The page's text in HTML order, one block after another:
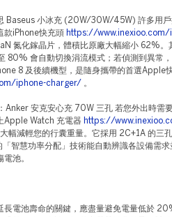
Baseus 小冰充 (20W/30W/45W) 許多用
款iPhone快充頭 https://www.inexioo.com/
氮化鎵晶片，體積比原廠大幅縮小 62%。
80% 會自動切換涓流模式；若偵測到異常
8 及後續機型，是隨身攜帶的首選Apple
iphone-charger/ 。
Anker 安克安心充 70W 三孔 若您外出時需
Apple Watch 充電器 https://
幅減輕您的行囊重量。它採用 2C+1A 的三
智慧功率分配」技術能自動辨識各設備需求
池。
長電池壽命的關鍵，應盡量避免電量低於